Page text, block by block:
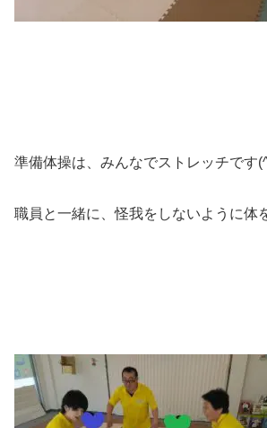
準備体操は、みんなでストレッチです
職員と一緒に、怪我をしないように体